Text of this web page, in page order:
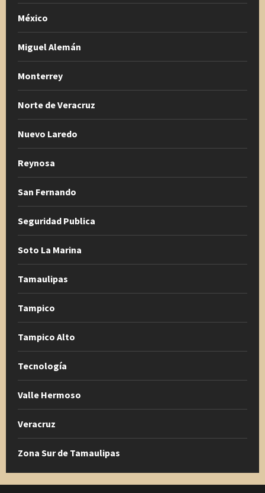
México
Miguel Alemán
Monterrey
Norte de Veracruz
Nuevo Laredo
Reynosa
San Fernando
Seguridad Publica
Soto La Marina
Tamaulipas
Tampico
Tampico Alto
Tecnología
Valle Hermoso
Veracruz
Zona Sur de Tamaulipas